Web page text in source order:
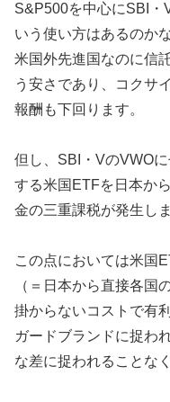
S&P500を中心にSBI・
いう使い方はあるのか
米国外先進国なのに信
う安さであり、コクサ
報酬も下回ります。
但し、SBI・VのVWO
する米国ETFを日本か
金の三重課税が発生しま
この点においては米国
（＝日本から直接各国
掛からないコストで有
ガードブランドに捉わ
な差に捉われることな